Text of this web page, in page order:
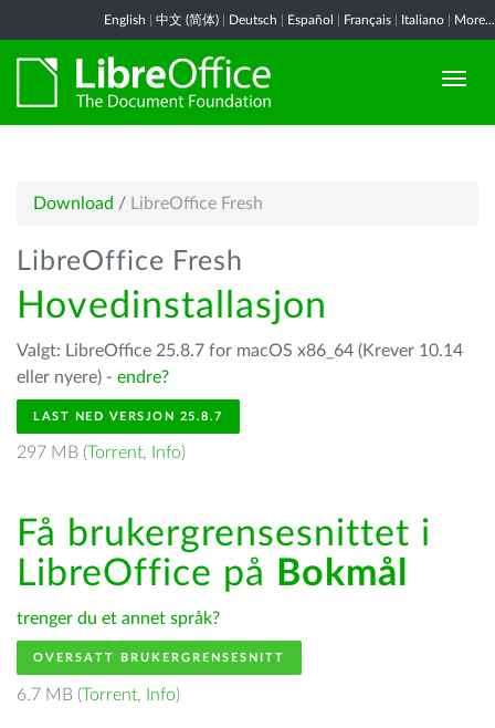
English 中文 (简体) Deutsch Español Français Italiano More...
Download / LibreOffice Fresh
LibreOffice Fresh
Hovedinstallasjon
Valgt: LibreOffice 25.8.7 for macOS x86_64 (Krever 10.14
eller nyere) - endre?
LAST NED VERSJON 25.8.7
297 MB (Torrent, Info)
Få brukergrensesnittet i
LibreOffice på Bokmål
trenger du et annet språk?
OVERSATT BRUKERGRENSESNITT
6.7 MB (Torrent, Info)